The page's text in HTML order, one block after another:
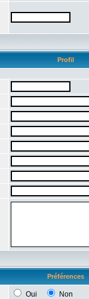
Profil
Préférences
Oui
Non